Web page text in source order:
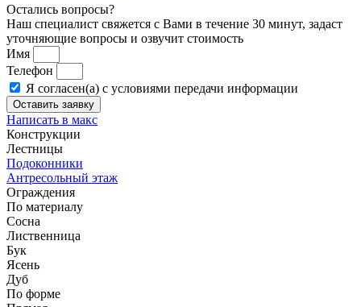
Остались вопросы?
Наш специалист свяжется с Вами в течение 30 минут, задаст
уточняющие вопросы и озвучит стоимость
Имя
Телефон
Я согласен(а) с условиями передачи информации
Оставить заявку
Написать в макс
Конструкции
Лестницы
Подоконники
Антресольный этаж
Ограждения
По материалу
Сосна
Лиственница
Бук
Ясень
Дуб
По форме